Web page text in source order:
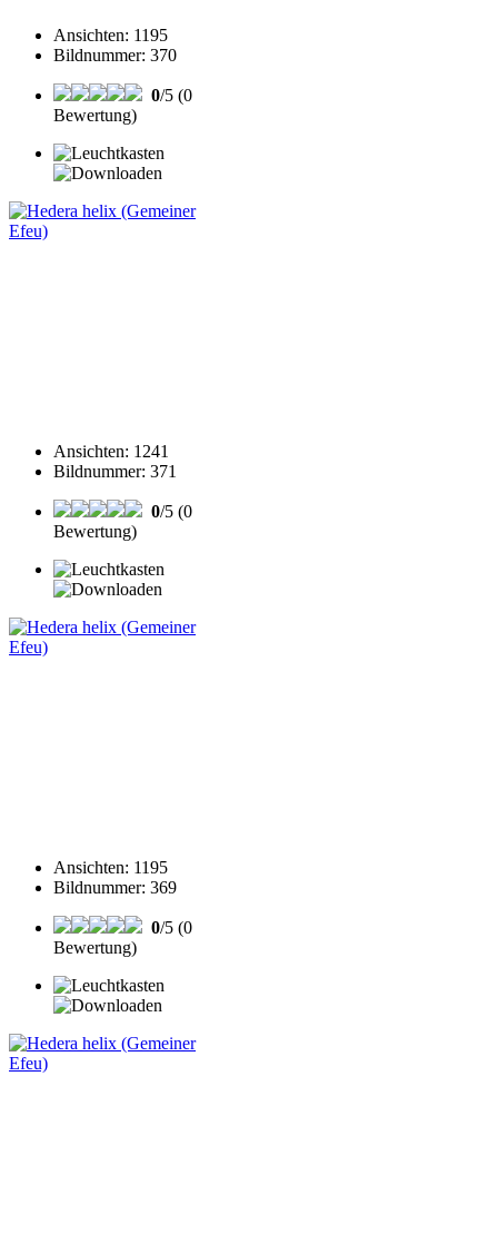
Ansichten: 1195
Bildnummer: 370
0/5 (0
Bewertung)
Ansichten: 1241
Bildnummer: 371
0/5 (0
Bewertung)
Ansichten: 1195
Bildnummer: 369
0/5 (0
Bewertung)